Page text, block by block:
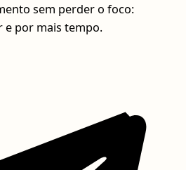
sem perder o foco:
e por mais tempo.